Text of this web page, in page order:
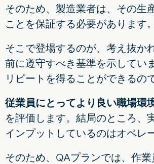
そのため、製造業者は、その生
ことを保証する必要があります。
そこで登場するのが、考え抜か
前に遵守すべき基準を示してい
リピートを得ることができるの
従業員にとってより良い職場環
を評価します。結局のところ、
インプットしているのはオペレ
そのため、QAプランでは、作